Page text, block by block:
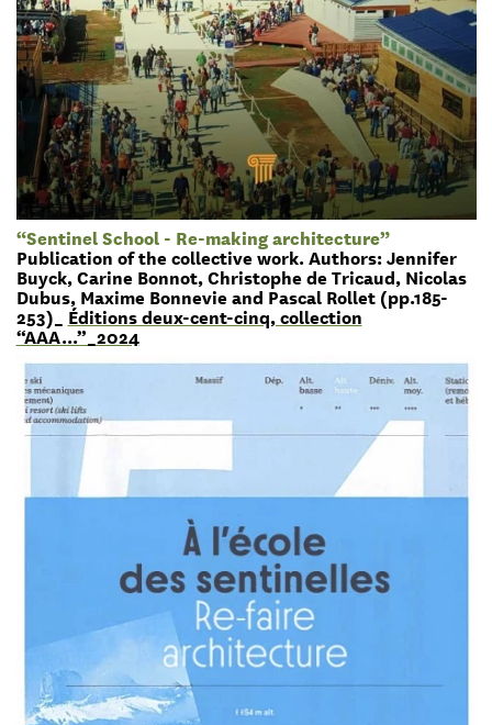
“Sentinel School - Re-making architecture”
Publication of the collective work. Authors: Jennifer
Buyck, Carine Bonnot, Christophe de Tricaud, Nicolas
Dubus, Maxime Bonnevie and Pascal Rollet (pp.185-
253)_ Éditions deux-cent-cinq, collection
“AAA...”_2024